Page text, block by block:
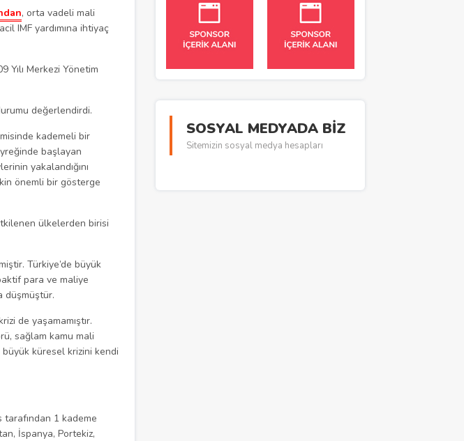
, orta vadeli mali
IMF yardımına ihtiyaç
Yılı Merkezi Yönetim
değerlendirdi.
kademeli bir
başlayan
yakalandığını
önemli bir gösterge
ülkelerden birisi
Türkiye’de büyük
para ve maliye
düşmüştür.
de yaşamamıştır.
sağlam kamu mali
büyük küresel krizini kendi
tarafından 1 kademe
İspanya, Portekiz,
SOSYAL MEDYADA BİZ
Sitemizin sosyal medya hesapları